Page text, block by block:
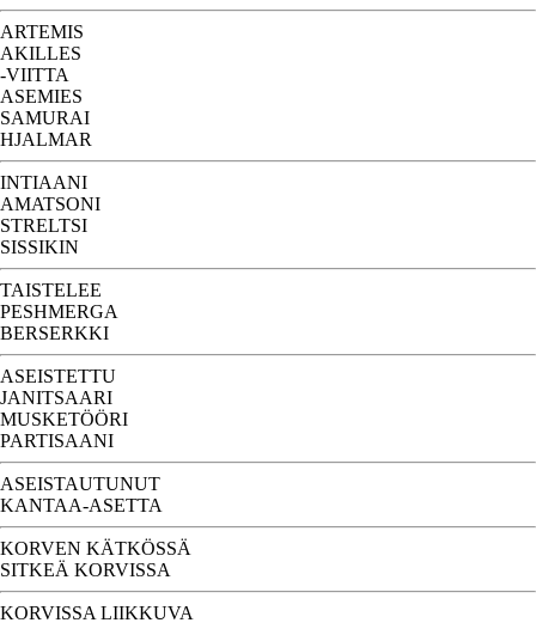
ARTEMIS
AKILLES
-VIITTA
ASEMIES
SAMURAI
HJALMAR
INTIAANI
AMATSONI
STRELTSI
SISSIKIN
TAISTELEE
PESHMERGA
BERSERKKI
ASEISTETTU
JANITSAARI
MUSKETÖÖRI
PARTISAANI
ASEISTAUTUNUT
KANTAA-ASETTA
KORVEN KÄTKÖSSÄ
SITKEÄ KORVISSA
KORVISSA LIIKKUVA